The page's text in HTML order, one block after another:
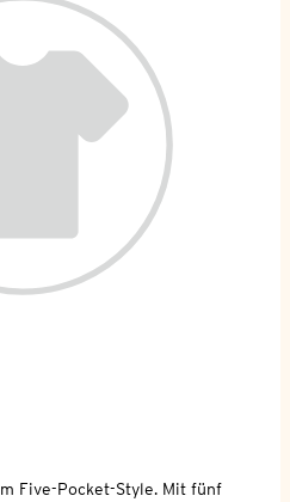
Five-Pocket-Style. Mit fünf